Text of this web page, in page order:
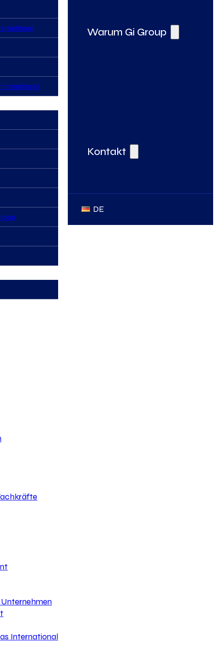
International
Warum Gi Group
Kontakt
DE